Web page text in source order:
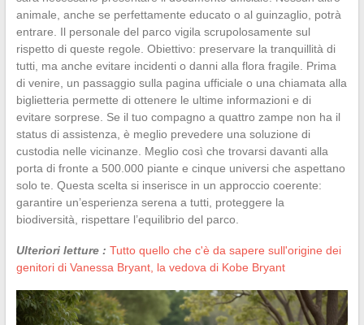
animale, anche se perfettamente educato o al guinzaglio, potrà
entrare. Il personale del parco vigila scrupolosamente sul
rispetto di queste regole. Obiettivo: preservare la tranquillità di
tutti, ma anche evitare incidenti o danni alla flora fragile. Prima
di venire, un passaggio sulla pagina ufficiale o una chiamata alla
biglietteria permette di ottenere le ultime informazioni e di
evitare sorprese. Se il tuo compagno a quattro zampe non ha il
status di assistenza, è meglio prevedere una soluzione di
custodia nelle vicinanze. Meglio così che trovarsi davanti alla
porta di fronte a 500.000 piante e cinque universi che aspettano
solo te. Questa scelta si inserisce in un approccio coerente:
garantire un’esperienza serena a tutti, proteggere la
biodiversità, rispettare l’equilibrio del parco.
Ulteriori letture : Tutto quello che c'è da sapere sull'origine dei
genitori di Vanessa Bryant, la vedova di Kobe Bryant